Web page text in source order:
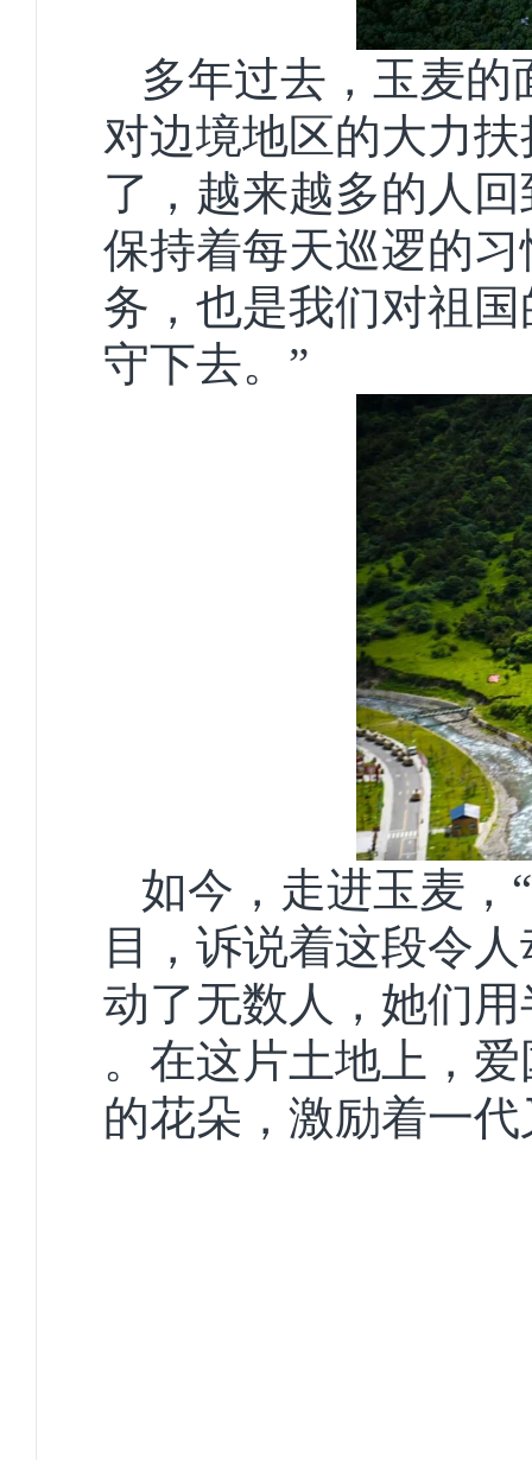
多年过去，玉麦
对边境地区的大力
了，越来越多的人
保持着每天巡逻的
务，也是我们对祖
守下去。”
如今，走进玉麦，
目，诉说着这段令
动了无数人，她们
。在这片土地上，
的花朵，激励着一